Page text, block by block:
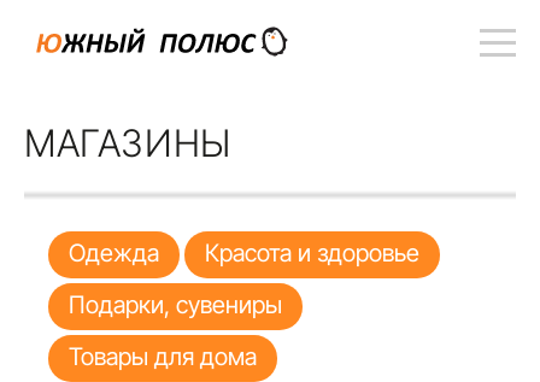
МАГАЗИНЫ
Одежда
Красота и здоровье
Подарки, сувениры
Товары для дома